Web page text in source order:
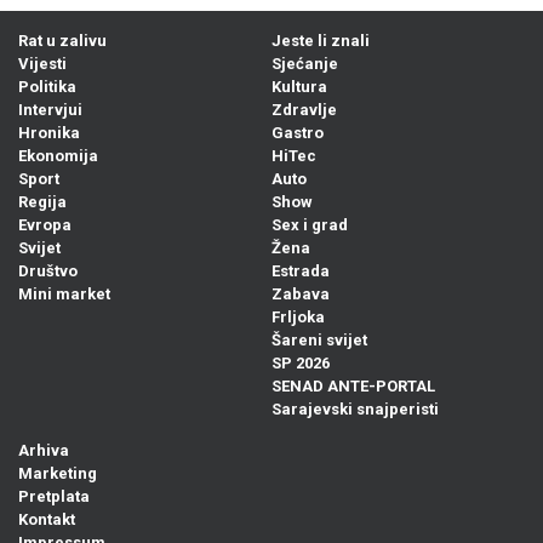
Rat u zalivu
Vijesti
Politika
Intervjui
Hronika
Ekonomija
Sport
Regija
Evropa
Svijet
Društvo
Mini market
Jeste li znali
Sjećanje
Kultura
Zdravlje
Gastro
HiTec
Auto
Show
Sex i grad
Žena
Estrada
Zabava
Frljoka
Šareni svijet
SP 2026
SENAD ANTE-PORTAL
Sarajevski snajperisti
Arhiva
Marketing
Pretplata
Kontakt